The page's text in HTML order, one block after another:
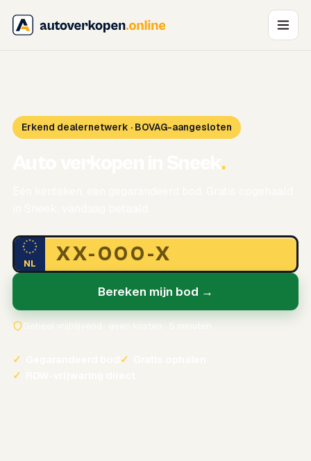
Erkend dealernetwerk · BOVAG-aangesloten
.
NL
Bereken mijn bod →
✓ ✓
✓